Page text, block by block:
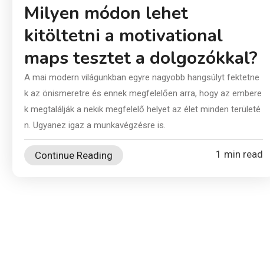
Milyen módon lehet
kitöltetni a motivational
maps tesztet a dolgozókkal?
A mai modern világunkban egyre nagyobb hangsúlyt fektetne
k az önismeretre és ennek megfelelően arra, hogy az embere
k megtalálják a nekik megfelelő helyet az élet minden területé
n. Ugyanez igaz a munkavégzésre is.
Continue Reading 1 min read